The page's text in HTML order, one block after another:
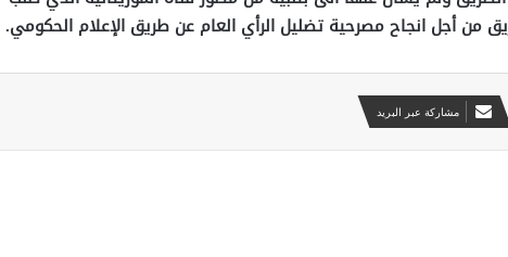
من أجل انجاح مصرحية تضليل الرأي العام عن طريق الإعلام الحكومي.
مشاركة عبر البريد